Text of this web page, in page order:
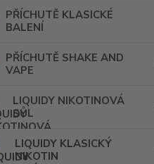
PŘÍCHUTĚ KLASICKÉ
BALENÍ
PŘÍCHUTĚ SHAKE AND
VAPE
LIQUIDY NIKOTINOVÁ
SŮL
LIQUIDY KLASICKÝ
NIKOTIN